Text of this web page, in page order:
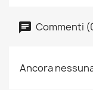
Commenti
Ancora